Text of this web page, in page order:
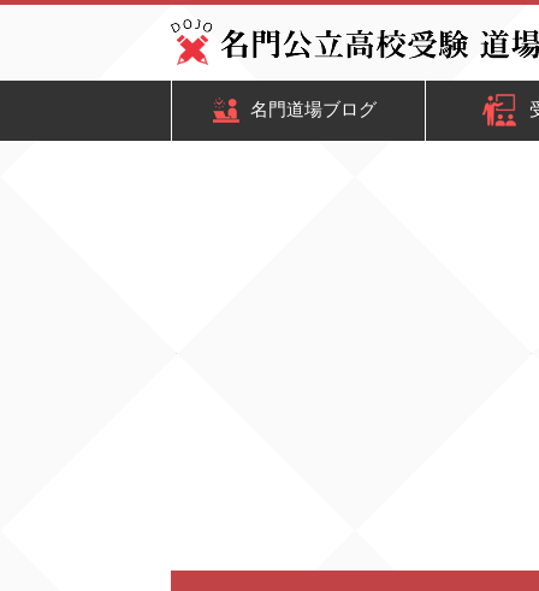
名門道場ブログ